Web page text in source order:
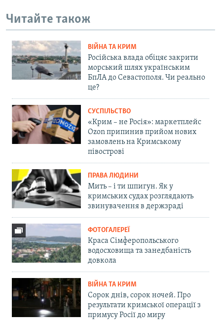
Читайте також
ВІЙНА ТА КРИМ
Російська влада обіцяє закрити
морський шлях українським
БпЛА до Севастополя. Чи реально
це?
СУСПІЛЬСТВО
«Крим – не Росія»: маркетплейс
Ozon припинив прийом нових
замовлень на Кримському
півострові
ПРАВА ЛЮДИНИ
Мить – і ти шпигун. Як у
кримських судах розглядають
звинувачення в держзраді
ФОТОГАЛЕРЕЇ
Краса Сімферопольського
водосховища та занедбаність
довкола
ВІЙНА ТА КРИМ
Сорок днів, сорок ночей. Про
результати кримської операції з
примусу Росії до миру